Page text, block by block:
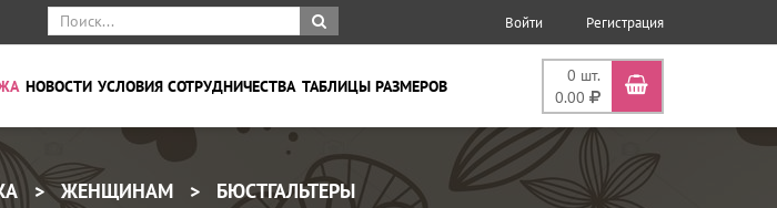
Войти Регистрация
0 шт.
0.00
НОВОСТИ УСЛОВИЯ СОТРУДНИЧЕСТВА ТАБЛИЦЫ РАЗМЕРОВ
ЖЕНЩИНАМ БЮСТГАЛЬТЕРЫ